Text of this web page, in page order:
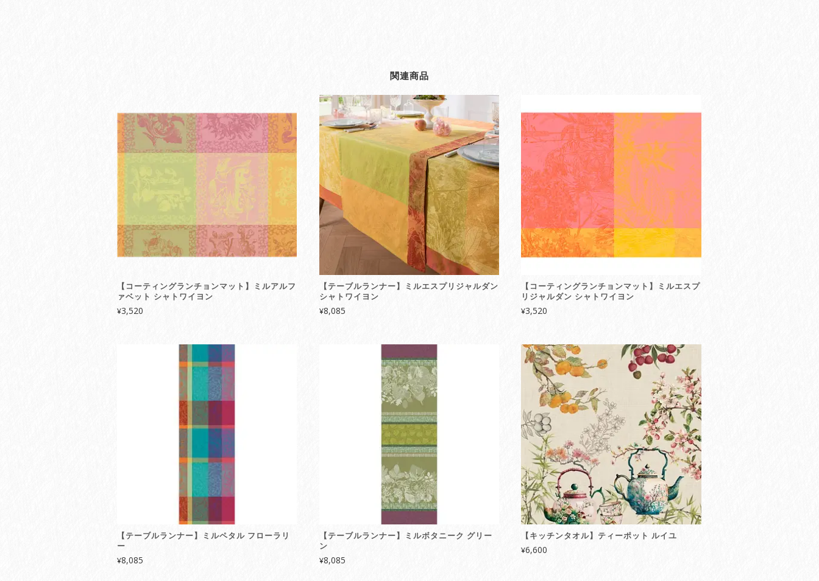
関連商品
【コーティングランチョンマット】ミルアルフ
ァベット シャトワイヨン
¥3,520
【テーブルランナー】ミルエスプリジャルダン
シャトワイヨン
¥8,085
【コーティングランチョンマット】ミルエスプ
リジャルダン シャトワイヨン
¥3,520
【テーブルランナー】ミルペタル フローラリ
ー
¥8,085
【テーブルランナー】ミルボタニーク グリー
ン
¥8,085
【キッチンタオル】ティーポット ルイユ
¥6,600